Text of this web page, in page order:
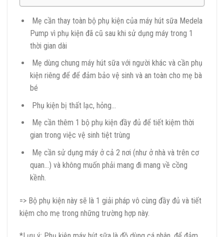
Mẹ cần thay toàn bộ phụ kiện của máy hút sữa Medela
Pump vì phụ kiện đã cũ sau khi sử dụng máy trong 1
thời gian dài
Mẹ dùng chung máy hút sữa với người khác và cần phụ
kiện riêng để để đảm bảo vệ sinh và an toàn cho mẹ bà
bé
Phụ kiện bị thất lạc, hỏng…
Mẹ cần thêm 1 bộ phụ kiện đầy đủ để tiết kiệm thời
gian trong việc vệ sinh tiệt trùng
Mẹ cần sử dụng máy ở cả 2 nơi (như ở nhà và trên cơ
quan…) và không muốn phải mang đi mang về cồng
kềnh.
=> Bộ phụ kiện này sẽ là 1 giải pháp vô cùng đầy đủ và tiết
kiệm cho mẹ trong những trường hợp này.